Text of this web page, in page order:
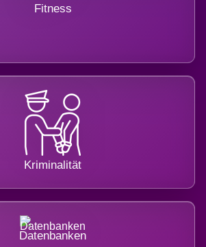
Fitness
Kriminalität
Datenbanken